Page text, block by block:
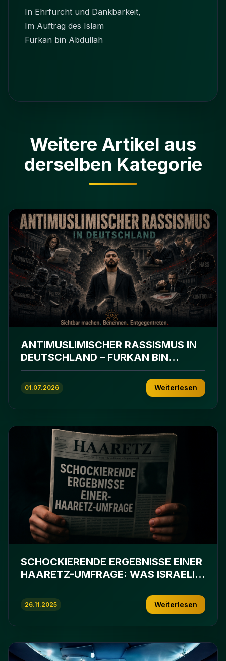
In Ehrfurcht und Dankbarkeit,
Im Auftrag des Islam
Furkan bin Abdullah
Weitere Artikel aus
derselben Kategorie
ANTIMUSLIMISCHER RASSISMUS IN
DEUTSCHLAND – FURKAN BIN
ABDULLAH
01.07.2026 Weiterlesen
SCHOCKIERENDE ERGEBNISSE EINER
HAARETZ-UMFRAGE: WAS ISRAELIS
WIRKLICH DENKEN
26.11.2025 Weiterlesen